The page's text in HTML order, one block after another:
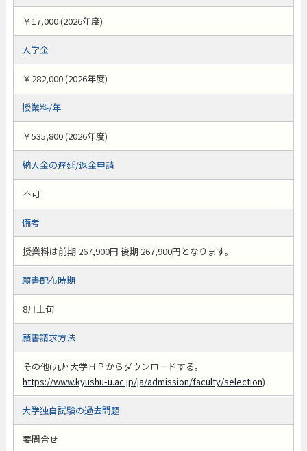
￥17,000 (2026年度)
入学金
￥282,000 (2026年度)
授業料/年
￥535,800 (2026年度)
納入金の遅延/返金申請
不可
備考
授業料は前期 267,900円 後期 267,900円となります。
願書配布時期
8月上旬
願書請求方法
その他(九州大学ＨＰからダウンロードする。
https://www.kyushu-u.ac.jp/ja/admission/faculty/selection)
大学独自試験の過去問題
要問合せ